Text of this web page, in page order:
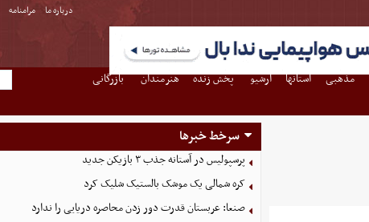
درباره ما مرامنامه
مذهبی استانها آرشیو پخش زنده هنرمندان
بازرگانی
سرخط خبرها
پرسپولیس در آستانه جذب ۳ بازیکن جدید
کره شمالی یک موشک بالستیک شلیک کرد
صنعا: عربستان قدرت دور زدن محاصره دریایی را ندارد